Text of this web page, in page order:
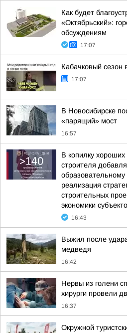
Как будет
«Октябрьский»:
обсуждениям
17:07
Кабачковый сезон
17:07
В Новосибирске
«парящий» мост
16:57
В копилку
строителя
реализация
строительных
экономики
16:43
Выжил после
медведя
16:42
Нервы из голени
хирурги провели
16:37
Окружной